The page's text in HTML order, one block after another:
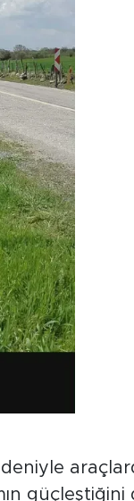
güçleştiğini